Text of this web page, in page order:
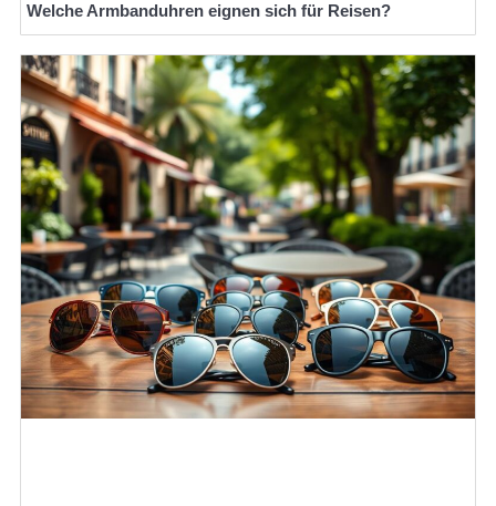
Welche Armbanduhren eignen sich für Reisen?